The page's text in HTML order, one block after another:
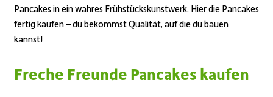
Pancakes in ein wahres Frühstückskunstwerk. Hier die Pancakes
fertig kaufen – du bekommst Qualität, auf die du bauen
kannst!
Freche Freunde Pancakes kaufen